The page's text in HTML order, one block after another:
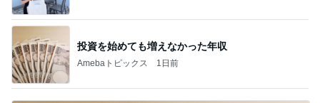
投資を始めても増えなかった年収
Amebaトピックス 1日前